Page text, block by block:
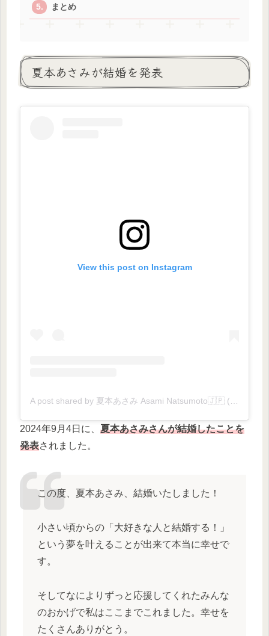
まとめ
夏本あさみが結婚を発表
View this post on Instagram
2024年9月4日に、 夏本あさみさんが結婚したことを
発表されました。
この度、夏本あさみ、結婚いたしました！
小さい頃からの「大好きな人と結婚する！」
という夢を叶えることが出来て本当に幸せで
す。
そしてなによりずっと応援してくれたみんな
のおかげで私はここまでこれました。幸せを
たくさんありがとう。